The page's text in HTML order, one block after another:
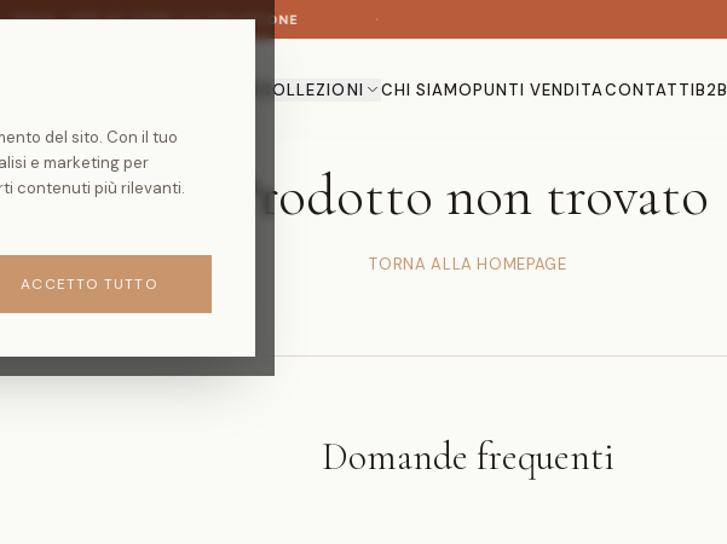
SALDI -30% SU TUTTA LA COLLEZIONE
COLLEZIONI CHI SIAMOPUNTI VENDITACONTATTIB2B
Prodotto non trovato
TORNA ALLA HOMEPAGE
Domande frequenti
del sito. Con il tuo
e marketing per
contenuti più rilevanti.
ACCETTO TUTTO